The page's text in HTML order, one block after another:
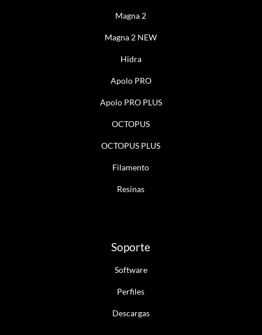
Magna 2
Magna 2 NEW
Hidra
Apolo PRO
Apolo PRO PLUS
OCTOPUS
OCTOPUS PLUS
Filamento
Resinas
Soporte
Software
Perfiles
Descargas